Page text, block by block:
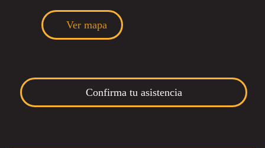
Ver mapa
Confirma tu asistencia